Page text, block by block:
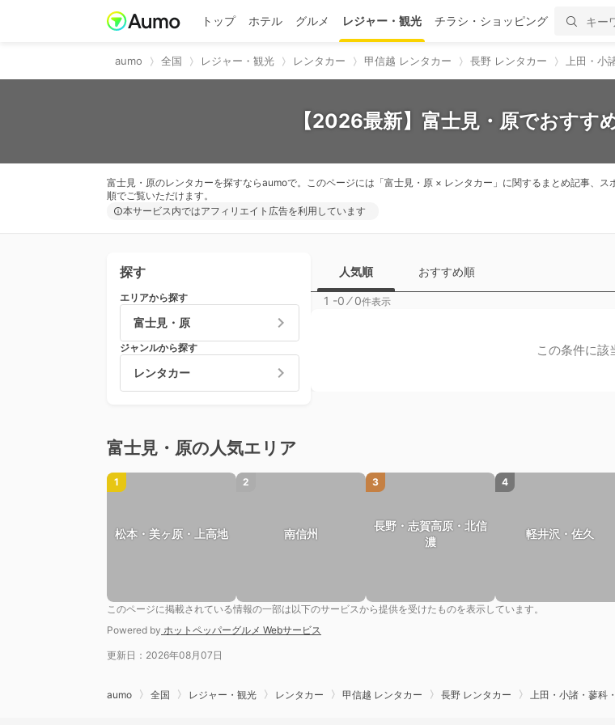
トップ ホテル グルメ レジャー・観光 チラシ・ショッピング
aumo 全国 レジャー・観光 レンタカー 甲信越 レンタカー 長野 レンタカー 上田・小
【2026最新】富士見・原でおすす
富士見・原のレンタカーを探すならaumoで。このページには「富士見・原 × レンタカー」に関するまとめ記事、
順でご覧いただけます。
本サービス内ではアフィリエイト広告を利用しています
探す
エリアから探す
富士見・原
ジャンルから探す
レンタカー
人気順 おすすめ順
1 -0 ⁄0件表示
この条件に該
富士見・原の人気エリア
1
松本・美ヶ原・上高地
2
南信州
3
長野・志賀高原・北信
濃
4
軽井沢・佐久
このページに掲載されている情報の一部は以下のサービスから提供を受けたものを表示しています。
Powered by ホットペッパーグルメ Webサービス
更新日：2026年08月07日
aumo 全国 レジャー・観光 レンタカー 甲信越 レンタカー 長野 レンタカー 上田・小諸・蓼科